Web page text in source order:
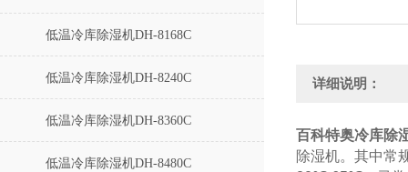
低温冷库除湿机DH-8168C
低温冷库除湿机DH-8240C
低温冷库除湿机DH-8360C
低温冷库除湿机DH-8480C
详细说明：
百科特奥冷库除
除湿机。其中常